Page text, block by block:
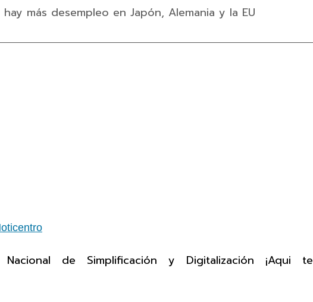
más desempleo en Japón, Alemania y la EU
Nacional de Simplificación y Digitalización ¡Aqui te